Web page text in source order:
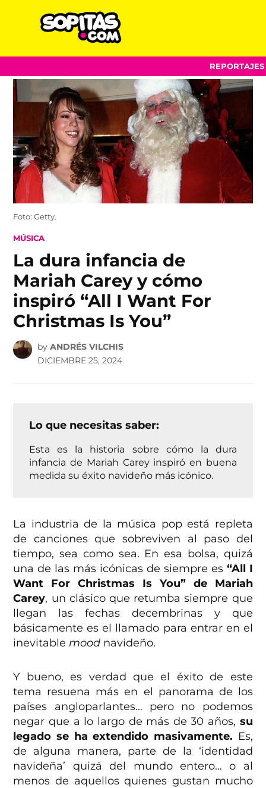
Skip
to
content
REPORTAJES
Foto: Getty.
POSTED
MÚSICA
La dura infancia de
Mariah Carey y cómo
inspiró “All I Want For
Christmas Is You”
by ANDRÉS VILCHIS
DICIEMBRE 25, 2024
Lo que necesitas saber:
Esta es la historia sobre cómo la dura
infancia de Mariah Carey inspiró en buena
medida su éxito navideño más icónico.
La industria de la música pop está repleta
de canciones que sobreviven al paso del
tiempo, sea como sea. En esa bolsa, quizá
una de las más icónicas de siempre es “All I
Want For Christmas Is You” de Mariah
Carey, un clásico que retumba siempre que
llegan las fechas decembrinas y que
básicamente es el llamado para entrar en el
inevitable mood navideño.
Y bueno, es verdad que el éxito de este
tema resuena más en el panorama de los
países angloparlantes… pero no podemos
negar que a lo largo de más de 30 años, su
legado se ha extendido masivamente. Es,
de alguna manera, parte de la ‘identidad
navideña’ quizá del mundo entero… o al
menos de aquellos quienes gustan mucho